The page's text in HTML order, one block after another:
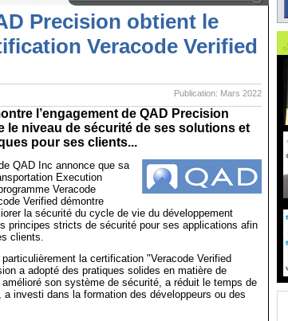
Precision obtient le
Veracode Verified
Publication: Mars 2022
l’engagement de QAD Precision
le niveau de sécurité de ses solutions et
pour ses clients...
QAD Inc annonce que sa
Execution
Veracode
Verified démontre
la sécurité du cycle de vie du développement
principes stricts de sécurité pour ses applications afin
clients.
la certification "Veracode Verified
a adopté des pratiques solides en matière de
son système de sécurité, a réduit le temps de
investi dans la formation des développeurs ou des